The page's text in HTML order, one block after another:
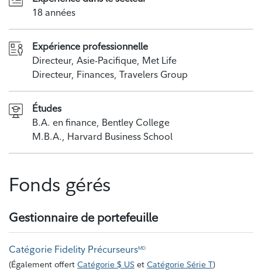
18 années
Expérience professionnelle
Directeur, Asie-Pacifique, Met Life
Directeur, Finances, Travelers Group
Études
B.A. en finance, Bentley College
M.B.A., Harvard Business School
Fonds gérés
Gestionnaire de portefeuille
Catégorie Fidelity PrécurseursMD
(Également offert Catégorie $ US et Catégorie Série T)